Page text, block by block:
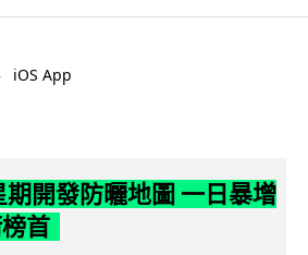
iOS App
開發防曬地圖 一日暴增
首